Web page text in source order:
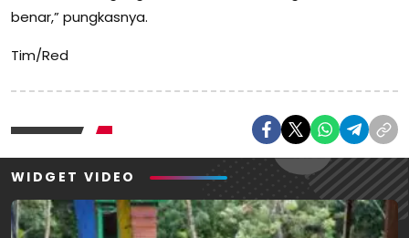
benar,” pungkasnya.
Tim/Red
WIDGET VIDEO